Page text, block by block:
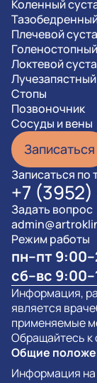
Коленный
Плечевой
Локтевой
Стопы
Позвоночник
Сосуды и вены
Записаться
Записаться по
+7
Задать вопрос
Режим работы
пн–пт
сб–вс
Информация,
является
применяемые
Обращайтесь к
Общие
Информация на